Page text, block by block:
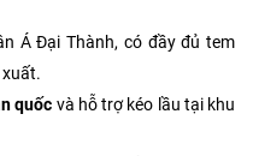
Á Đại Thành, có đầy đủ tem
quốc và hỗ trợ kéo lầu tại khu